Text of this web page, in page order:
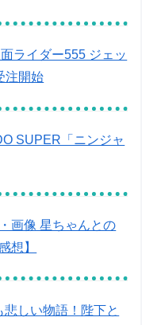
ライダー555 ジェッ
注開始
SUPER「ニンジャ
画像 星ちゃんとの
想】
しい物語！陛下と